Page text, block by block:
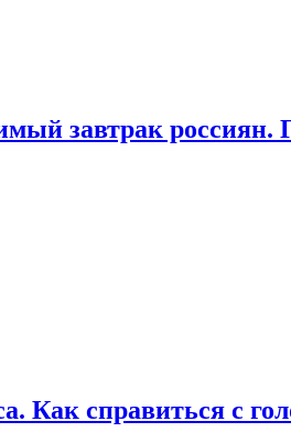
завтрак россиян.
Как справиться с